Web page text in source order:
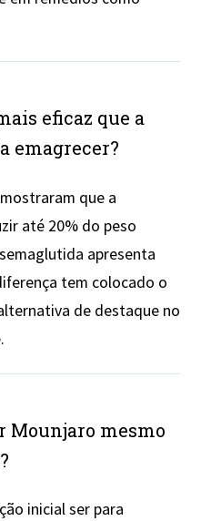
eficaz que a
emagrecer?
que a
até 20% do peso
apresenta
tem colocado o
de destaque no
Mounjaro mesmo
inicial ser para